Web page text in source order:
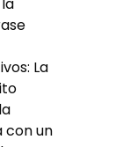
La
con un